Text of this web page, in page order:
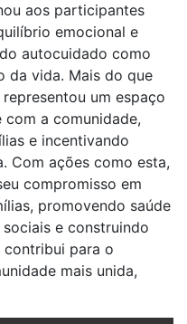
aos participantes
emocional e
autocuidado como
da vida. Mais do que
um espaço
a comunidade,
e incentivando
Com ações como esta,
compromisso em
promovendo saúde
e construindo
contribui para o
mais unida,